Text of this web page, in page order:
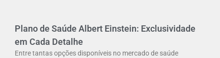
Plano de Saúde Albert Einstein: Exclusividade
em Cada Detalhe
Entre tantas opções disponíveis no mercado de saúde